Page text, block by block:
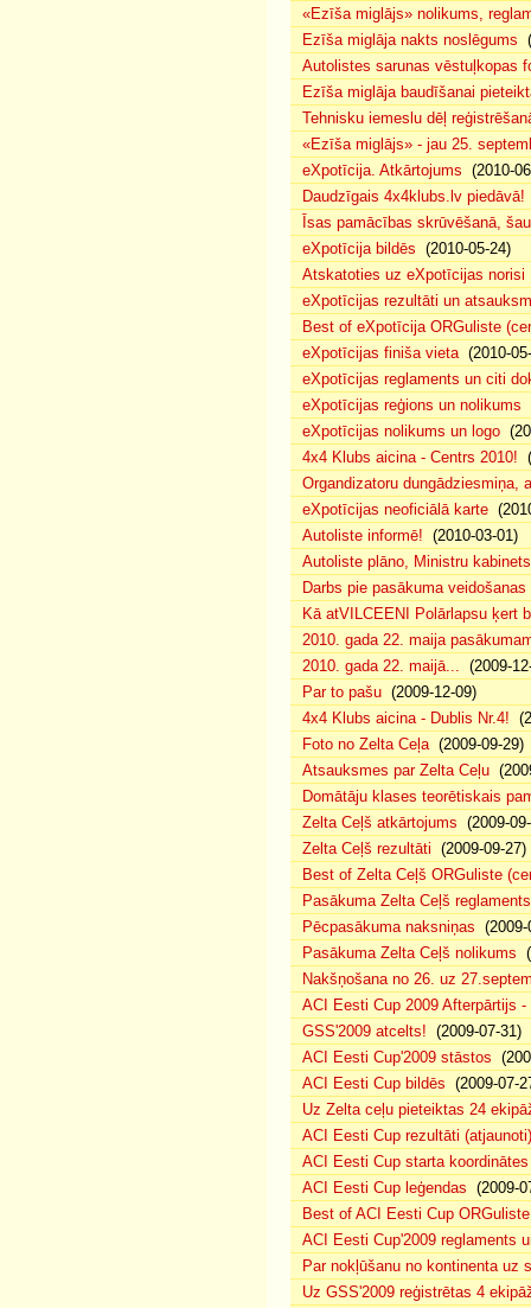
«Ezīša miglājs» nolikums,
Ezīša miglāja nakts noslēgums
Autolistes sarunas vēstuļkopas
Ezīša miglāja baudīšanai
Tehnisku iemeslu dēļ
«Ezīša miglājs» - jau 25.
eXpotīcija. Atkārtojums (2010-
Daudzīgais 4x4klubs.lv piedāvā!
Īsas pamācības skrūvēšanā,
eXpotīcija bildēs (2010-05-24)
Atskatoties uz eXpotīcijas norisi
eXpotīcijas rezultāti un
Best of eXpotīcija ORGuliste
eXpotīcijas finiša vieta(2010-
eXpotīcijas reglaments un citi
eXpotīcijas reģions un nolikums
eXpotīcijas nolikums un logo
4x4 Klubs aicina - Centrs 2010!
Organdizatoru dungādziesmiņa,
eXpotīcijas neoficiālā karte
Autoliste informē! (2010-03-01)
Autoliste plāno, Ministru
Darbs pie pasākuma
Kā atVILCEENI Polārlapsu ķert
2010. gada 22. maija
2010. gada 22. maijā... (2009-
Par to pašu (2009-12-09)
4x4 Klubs aicina - Dublis Nr.4!
Foto no Zelta Ceļa(2009-09-29)
Atsauksmes par Zelta Ceļu
Domātāju klases teorētiskais
Zelta Ceļš atkārtojums (2009-
Zelta Ceļš rezultāti (2009-09-27)
Best of Zelta Ceļš ORGuliste
Pasākuma Zelta Ceļš reglaments
Pēcpasākuma naksniņas (2009-
Pasākuma Zelta Ceļš nolikums
Nakšņošana no 26. uz
ACI Eesti Cup 2009 Afterpārtijs -
GSS'2009 atcelts! (2009-07-31)
ACI Eesti Cup'2009 stāstos
ACI Eesti Cup bildēs (2009-07-
Uz Zelta ceļu pieteiktas 24
ACI Eesti Cup rezultāti (atjaunoti)
ACI Eesti Cup starta koordinātes
ACI Eesti Cup leģendas (2009-
Best of ACI Eesti Cup
ACI Eesti Cup'2009 reglaments
Par nokļūšanu no kontinenta uz
Uz GSS'2009 reģistrētas 4